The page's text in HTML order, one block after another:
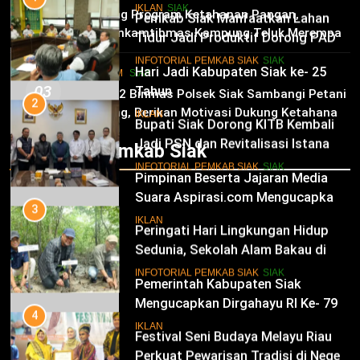
Kabupaten Siak Ke-25 Tahun
IKLAN SIAK
11
Hari Jadi Kabupaten Siak ke- 25
Tahun
IKLAN
12
Pimpinan Beserta Jajaran Media
Suara Aspirasi.com Mengucapkan
Selamat HUT RI Ke-79
IKLAN
13
Pemerintah Kabupaten Siak
Mengucapkan Dirgahayu RI Ke- 79
IKLAN
02
Dukung Program Ketahanan Pangan,
Bhabinkamtibmas Kampung Teluk Merempan
Tinjau Tanaman Jagung Waga
03
HUKRIM SIAK
Panit 2 Binmas Polsek Siak Sambangi Petani
Jagung, Berikan Motivasi Dukung Ketahanan
Pangan Nasional
Infotorial Pemkab Siak
Pemkab Siak Manfaatkan Lahan
Tidur Jadi Produktif Dorong PAD
dan Kesejahteraan Warga
INFOTORIAL PEMKAB SIAK SIAK
2
Bupati Siak Dorong KITB Kembali
Jadi PSN dan Revitalisasi Istana
Kesultanan Siak
INFOTORIAL PEMKAB SIAK
3
Peringati Hari Lingkungan Hidup
Sedunia, Sekolah Alam Bakau di
Siak Cetak Generasi Penjaga
Pesisir
4
Festival Seni Budaya Melayu Riau
Perkuat Pewarisan Tradisi di Negeri